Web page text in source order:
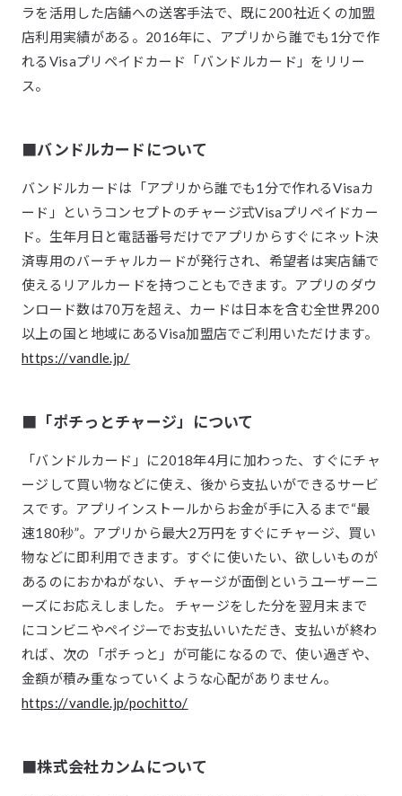
ラを活用した店舗への送客手法で、既に200社近くの加盟
店利用実績がある。2016年に、アプリから誰でも1分で作
れるVisaプリペイドカード「バンドルカード」をリリー
ス。
■バンドルカードについて
バンドルカードは「アプリから誰でも1分で作れるVisaカ
ード」というコンセプトのチャージ式Visaプリペイドカー
ド。生年月日と電話番号だけでアプリからすぐにネット決
済専用のバーチャルカードが発行され、希望者は実店舗で
使えるリアルカードを持つこともできます。アプリのダウ
ンロード数は70万を超え、カードは日本を含む全世界200
以上の国と地域にあるVisa加盟店でご利用いただけます。
https://vandle.jp/
■「ポチっとチャージ」について
「バンドルカード」に2018年4月に加わった、すぐにチャ
ージして買い物などに使え、後から支払いができるサービ
スです。アプリインストールからお金が手に入るまで“最
速180秒”。アプリから最大2万円をすぐにチャージ、買い
物などに即利用できます。すぐに使いたい、欲しいものが
あるのにおかねがない、チャージが面倒というユーザーニ
ーズにお応えしました。 チャージをした分を翌月末まで
にコンビニやペイジーでお支払いいただき、支払いが終わ
れば、次の「ポチっと」が可能になるので、使い過ぎや、
金額が積み重なっていくような心配がありません。
https://vandle.jp/pochitto/
■株式会社カンムについて